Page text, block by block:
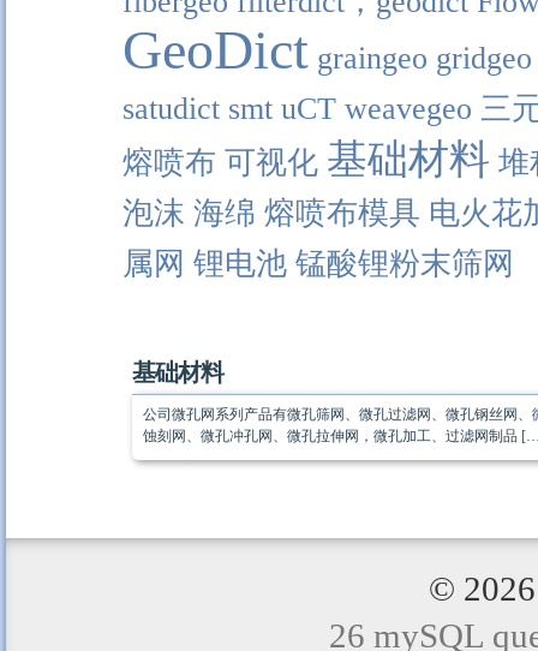
GeoDict graingeo gridgeo
satudict smt uCT weavegeo 三
熔喷布 可视化 基础材料 堆
泡沫 海绵 熔喷布模具 电火花
属网 锂电池 锰酸锂粉末筛网
基础材料
公司微孔网系列产品有微孔筛网、微孔过滤网、微孔钢丝网、
蚀刻网、微孔冲孔网、微孔拉伸网，微孔加工、过滤网制品
©
26 mySQL